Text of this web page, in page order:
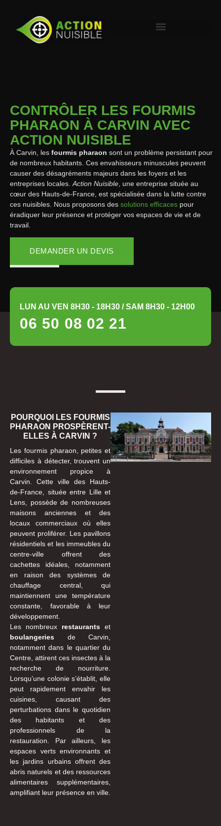
CONTRÔLER LES FOURMIS
PHARAON À CARVIN AVEC
ACTION NUISIBLE
À Carvin, les fourmis pharaon sont un problème persistant pour
de nombreux habitants. Ces envahisseurs minuscules peuvent
causer des désagréments majeurs dans les foyers et les
entreprises locales. Action Nuisible , une entreprise située au
cœur des Hauts-de-France, est spécialisée dans la lutte contre
ces nuisibles. Nous proposons des solutions efficaces pour
éradiquer leur présence et protéger vos espaces de vie et de
travail.
DEMANDER UN DEVIS
LUN AU VEN 8H30 - 18H30 / SAM 8H30 - 12H00
06 50 08 02 21
POURQUOI LES FOURMIS
PHARAON PROSPÈRENT-
ELLES À CARVIN ?
Les fourmis pharaon, petites et
difficiles à détecter, trouvent un
environnement propice à
Carvin. Cette ville des Hauts-
de-France, située entre Lille et
Lens, possède de nombreuses
maisons anciennes et des
locaux commerciaux où elles
peuvent proliférer. Les pavillons
résidentiels et les immeubles du
centre-ville offrent des
cachettes idéales, notamment
en raison des systèmes de
chauffage central, qui
maintiennent une température
constante, favorable à leur
développement.
Les nombreux restaurants et
boulangeries de Carvin,
notamment dans le quartier du
Centre, attirent ces insectes à la
recherche de nourriture.
Lorsqu’une colonie s’établit, elle
peut rapidement envahir les
cuisines, causant des
perturbations dans le quotidien
des habitants et des
professionnels de la
restauration. Par ailleurs, les
espaces verts environnants et
les jardins urbains offrent des
abris naturels et des ressources
alimentaires supplémentaires,
amplifiant leur présence en ville.